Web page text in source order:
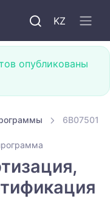
KZ
опубликованы
6B07501